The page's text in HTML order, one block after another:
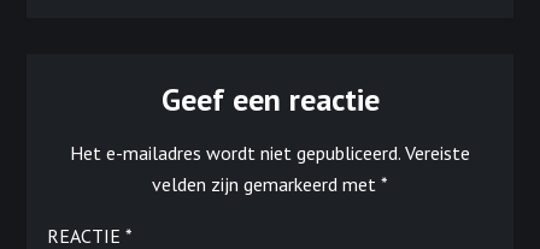
Geef een reactie
Het e-mailadres wordt niet gepubliceerd. Vereiste
velden zijn gemarkeerd met *
REACTIE *